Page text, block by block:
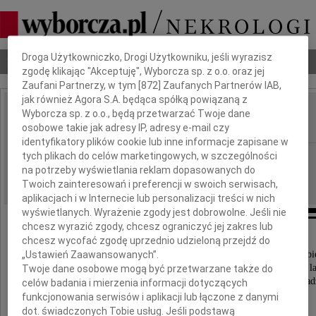
Nekrologi Odeszli Poradnik pogrzebowy
IMIĘ I NAZWISKO: Romuald Stawiarski
REGION: Kraków
DATA EMISJI: 21.12.2011
Z głębokim żalem zawiadamiamy,
że dnia 16 grudnia 2011 roku, po ciężkiej
opatrzony świętymi sakramentami, w wieku 72
zmarł nasz najukochańszy Mąż, Ojciec, Teść i
Dbamy o Twoją prywatność
Droga Użytkowniczko, Drogi Użytkowniku, jeśli wyrazisz
zgodę klikając "Akceptuję", Wyborcza sp. z o.o. oraz jej
Zaufani Partnerzy, w tym [872 ] Zaufanych Partnerów IAB,
jak również Agora S.A. będąca spółką powiązaną z
Wyborcza sp. z o.o., będą przetwarzać Twoje dane
osobowe takie jak adresy IP, adresy e-mail czy
identyfikatory plików cookie lub inne informacje zapisane w
tych plikach do celów marketingowych, w szczególności
na potrzeby wyświetlania reklam dopasowanych do
Twoich zainteresowań i preferencji w swoich serwisach,
aplikacjach i w Internecie lub personalizacji treści w nich
wyświetlanych. Wyrażenie zgody jest dobrowolne. Jeśli nie
chcesz wyrazić zgody, chcesz ograniczyć jej zakres lub
chcesz wycofać zgodę uprzednio udzieloną przejdź do
„Ustawień Zaawansowanych”.
Twoje dane osobowe mogą być przetwarzane także do
celów badania i mierzenia informacji dotyczących
funkcjonowania serwisów i aplikacji lub łączone z danymi
dot. świadczonych Tobie usług. Jeśli podstawą